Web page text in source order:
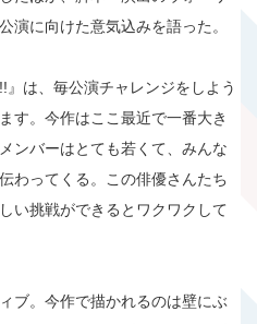
演に向けた意気込みを語った。
は、毎公演チャレンジをしよう
す。今作はここ最近で一番大き
ンバーはとても若くて、みんな
わってくる。この俳優さんたち
い挑戦ができるとワクワクして
ブ。今作で描かれるのは壁にぶ